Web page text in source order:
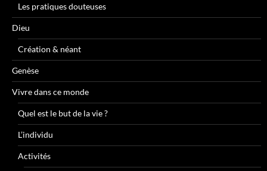
Les pratiques douteuses
Dieu
Création & néant
Genèse
Vivre dans ce monde
Quel est le but de la vie ?
L’individu
Activités